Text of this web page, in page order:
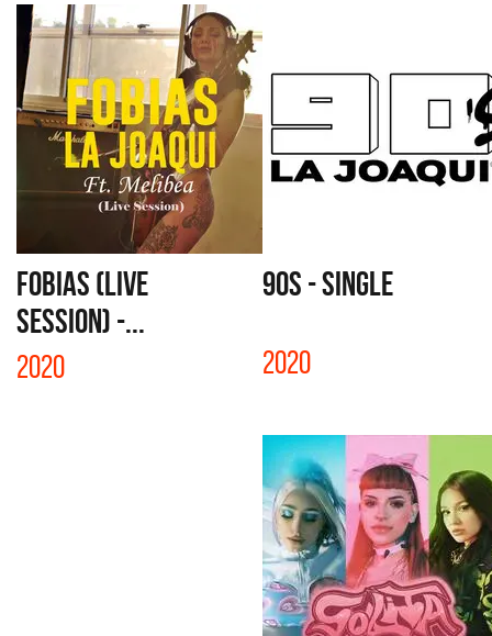
FOBIAS (LIVE
SESSION) -...
2020
90s - SINGLE
2020